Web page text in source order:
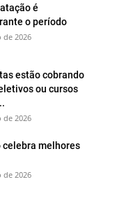
é
o período
de 2026
estão cobrando
ou cursos
de 2026
celebra melhores
de 2026